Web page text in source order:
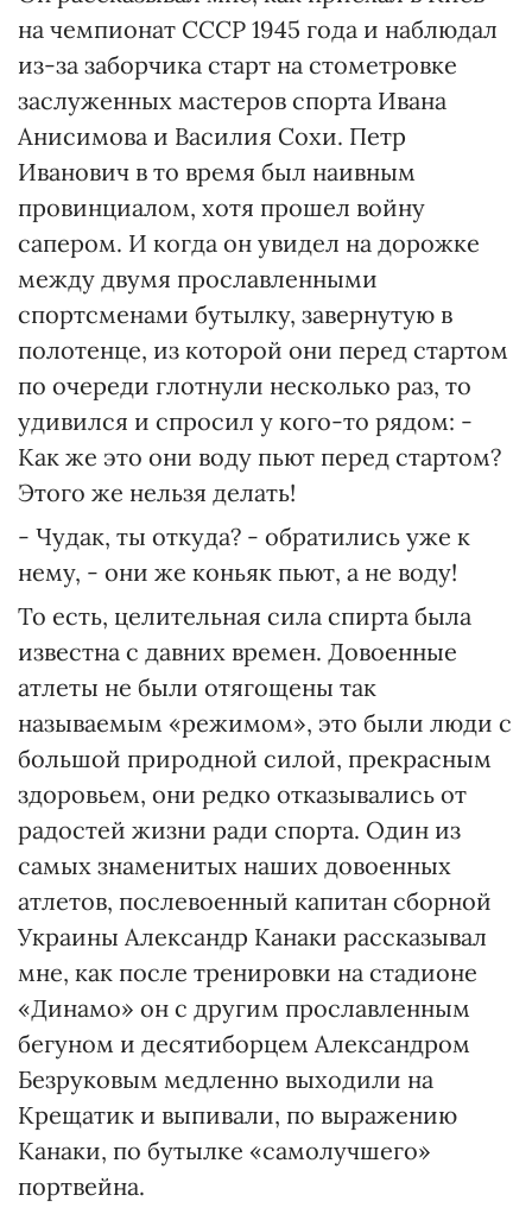
на чемпионат СССР 1945 года и наблюдал
из-за заборчика старт на стометровке
заслуженных мастеров спорта Ивана
Анисимова и Василия Сохи. Петр
Иванович в то время был наивным
провинциалом, хотя прошел войну
сапером. И когда он увидел на дорожке
между двумя прославленными
спортсменами бутылку, завернутую в
полотенце, из которой они перед стартом
по очереди глотнули несколько раз, то
удивился и спросил у кого-то рядом: -
Как же это они воду пьют перед стартом?
Этого же нельзя делать!
- Чудак, ты откуда? - обратились уже к
нему, - они же коньяк пьют, а не воду!
То есть, целительная сила спирта была
известна с давних времен. Довоенные
атлеты не были отягощены так
называемым «режимом», это были люди с
большой природной силой, прекрасным
здоровьем, они редко отказывались от
радостей жизни ради спорта. Один из
самых знаменитых наших довоенных
атлетов, послевоенный капитан сборной
Украины Александр Канаки рассказывал
мне, как после тренировки на стадионе
«Динамо» он с другим прославленным
бегуном и десятиборцем Александром
Безруковым медленно выходили на
Крещатик и выпивали, по выражению
Канаки, по бутылке «самолучшего»
портвейна.